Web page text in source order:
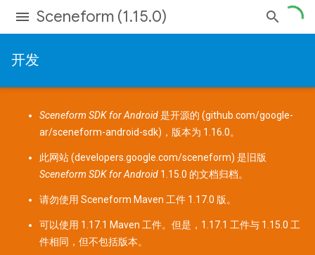
Sceneform (1.15.0)
开发
Sceneform SDK for Android是开源的 (github.com/google-
ar/sceneform-android-sdk)，版本为 1.16.0。
此网站 (developers.google.com/sceneform) 是旧版
Sceneform SDK for Android 1.15.0 的文档归档。
请勿使用 Sceneform Maven 工件 1.17.0 版。
可以使用 1.17.1 Maven 工件。但是，1.17.1 工件与 1.15.0 工
件相同，但不包括版本。